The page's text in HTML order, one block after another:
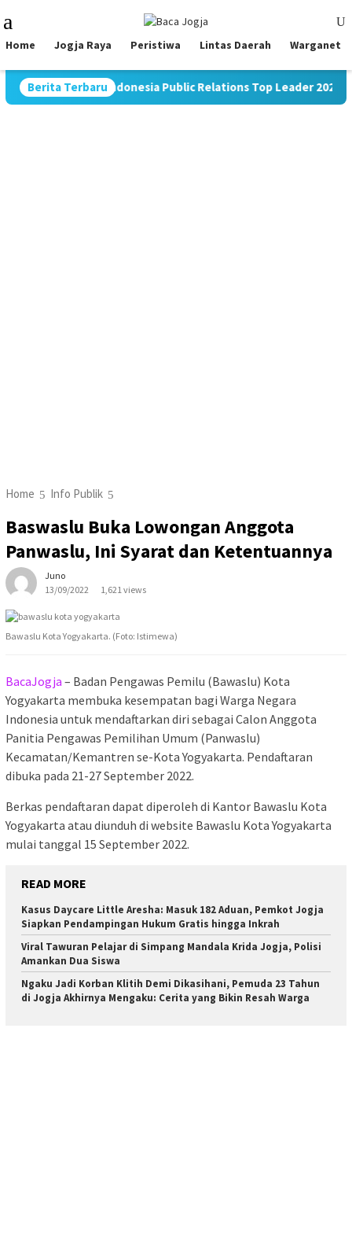
to
content
Menu
Home Jogja Raya Peristiwa Lintas Daerah Warganet
Berita Terbaru
Indonesia Public Relations Top Leader 2026
Home Info Publik
Baswaslu Buka Lowongan Anggota
Panwaslu, Ini Syarat dan Ketentuannya
Juno
13/09/2022
1,621 views
Bawaslu Kota Yogyakarta. (Foto: Istimewa)
BacaJogja – Badan Pengawas Pemilu (Bawaslu) Kota
Yogyakarta membuka kesempatan bagi Warga Negara
Indonesia untuk mendaftarkan diri sebagai Calon Anggota
Panitia Pengawas Pemilihan Umum (Panwaslu)
Kecamatan/Kemantren se-Kota Yogyakarta. Pendaftaran
dibuka pada 21-27 September 2022.
Berkas pendaftaran dapat diperoleh di Kantor Bawaslu Kota
Yogyakarta atau diunduh di website Bawaslu Kota Yogyakarta
mulai tanggal 15 September 2022.
READ MORE
Kasus Daycare Little Aresha: Masuk 182 Aduan, Pemkot Jogja
Siapkan Pendampingan Hukum Gratis hingga Inkrah
Viral Tawuran Pelajar di Simpang Mandala Krida Jogja, Polisi
Amankan Dua Siswa
Ngaku Jadi Korban Klitih Demi Dikasiha­ni, Pemuda 23 Tahun
di Jogja Akhirnya Mengaku: Cerita yang Bikin Resah Warga